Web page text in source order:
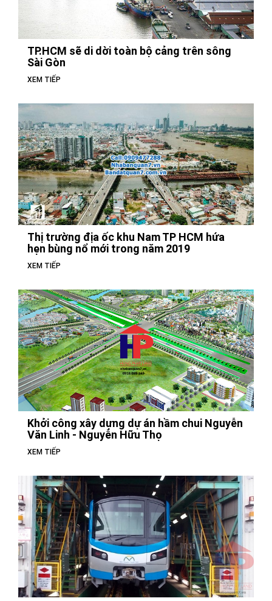
TP.HCM sẽ di dời toàn bộ cảng trên sông
Sài Gòn
XEM TIẾP
Thị trường địa ốc khu Nam TP HCM hứa
hẹn bùng nổ mới trong năm 2019
XEM TIẾP
Khởi công xây dựng dự án hầm chui Nguyễn
Văn Linh - Nguyễn Hữu Thọ
XEM TIẾP